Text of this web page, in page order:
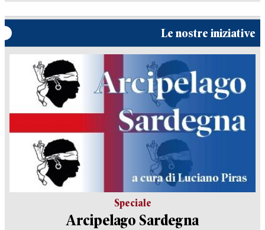
Le nostre iniziative
Speciale
Arcipelago Sardegna